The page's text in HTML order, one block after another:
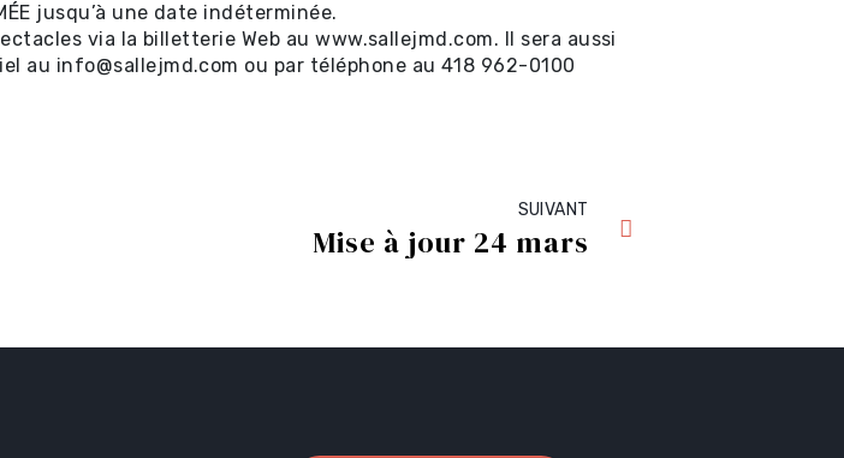
jusqu’à une date indéterminée.
via la billetterie Web au www.sallejmd.com. Il sera aussi
au info@sallejmd.com ou par téléphone au 418 962-0100
SUIVANT
Mise à jour 24 mars